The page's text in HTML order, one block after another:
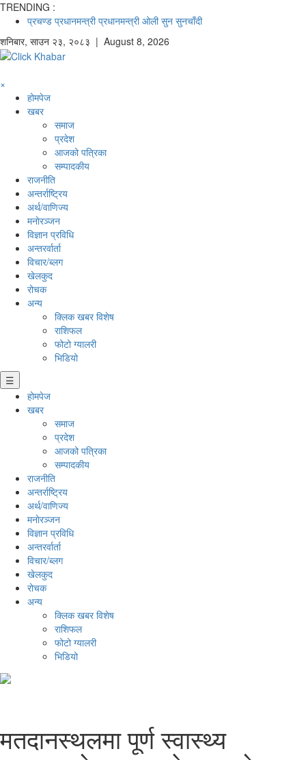
TRENDING :
प्रचण्ड प्रधानमन्त्री प्रधानमन्त्री ओली सुन सुनचाँदी
शनिबार, साउन २३, २०८३ | August 8, 2026
×
होमपेज
खबर
समाज
प्रदेश
आजको पत्रिका
सम्पादकीय
राजनीति
अन्तर्राष्ट्रिय
अर्थ/वाणिज्य
मनाेरञ्जन
विज्ञान प्रविधि
अन्तरर्वार्ता
विचार/ब्लग
खेलकुद
रोचक
अन्य
क्लिक खबर विशेष
राशिफल
फोटो ग्यालरी
भिडियो
☰
होमपेज
खबर
समाज
प्रदेश
आजको पत्रिका
सम्पादकीय
राजनीति
अन्तर्राष्ट्रिय
अर्थ/वाणिज्य
मनाेरञ्जन
विज्ञान प्रविधि
अन्तरर्वार्ता
विचार/ब्लग
खेलकुद
रोचक
अन्य
क्लिक खबर विशेष
राशिफल
फोटो ग्यालरी
भिडियो
मतदानस्थलमा पूर्ण स्वास्थ्य